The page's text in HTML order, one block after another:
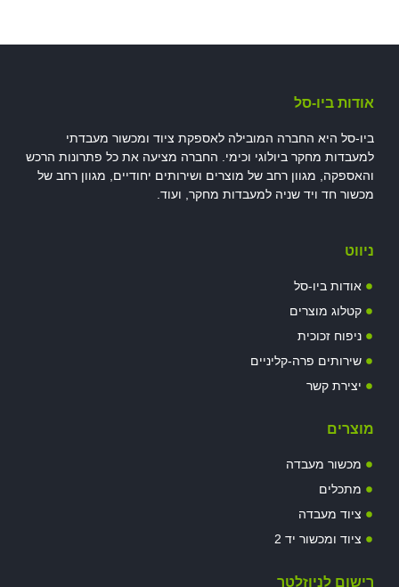
אודות ביו-סל
ביו-סל היא החברה המובילה לאספקת ציוד ומכשור מעבדתי
למעבדות מחקר ביולוגי וכימי. החברה מציעה את כל פתרונות הרכש
והאספקה, מגוון רחב של מוצרים ושירותים יחודיים, מגוון רחב של
מכשור חד ויד שניה למעבדות מחקר, ועוד.
ניווט
אודות ביו-סל
קטלוג מוצרים
ניפוח זכוכית
שירותים פרה-קליניים
יצירת קשר
מוצרים
מכשור מעבדה
מתכלים
ציוד מעבדה
ציוד ומכשור יד 2
רישום לניוזלטר